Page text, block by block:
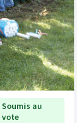
Soumis au
vote